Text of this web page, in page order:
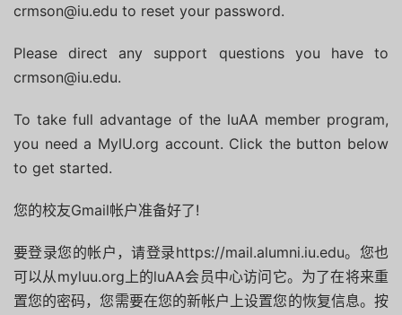
crmson@iu.edu to reset your password.
Please direct any support questions you have to
crmson@iu.edu.
To take full advantage of the luAA member program,
you need a MylU.org account. Click the button below
to get started.
您的校友Gmail帐户准备好了!
要登录您的帐户，请登录https://mail.alumni.iu.edu。 您也
可以从myluu.org上的luAA会员中心访问它。为了在将来重
置您的密码，您需要在您的新帐户上设置您的恢复信息。 按